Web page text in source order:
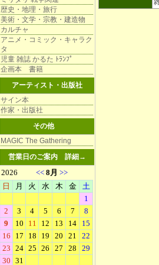
歴史・地理・旅行
美術・文学・宗教・建造物
カルチャ
アニメ・コミック・キャラク
タ
児童 雑誌 かるた ﾄﾗﾝﾌﾟ
企画本 書籍
アーティスト・出版社
サイン本
作家・出版社
その他
MAGIC The Gathering
営業日のご案内 詳細→